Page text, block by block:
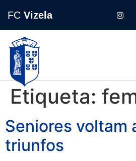
FC Vizela
Etiqueta:
Seniores voltam
triunfos